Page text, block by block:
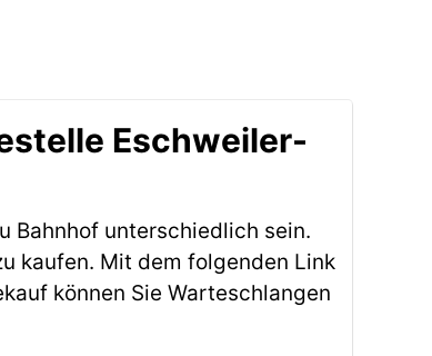
Eschweiler-
Bahnhof unterschiedlich sein.
kaufen. Mit dem folgenden Link
können Sie Warteschlangen